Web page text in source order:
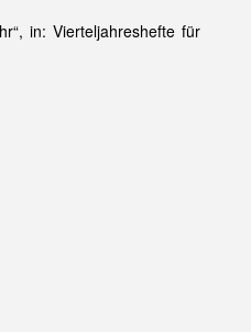
in: Vierteljahreshefte für